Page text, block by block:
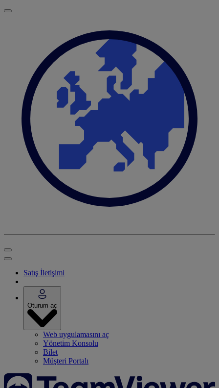
Satış İletişimi
Oturum aç
Web uygulamasını aç
Yönetim Konsolu
Bilet
Müşteri Portalı